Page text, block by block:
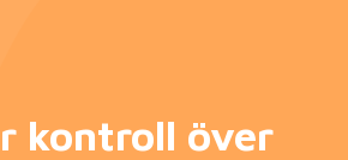
kontroll över